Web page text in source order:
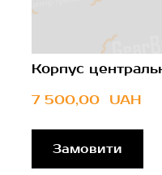
Корпус
7 500,00  UAH
Замовити